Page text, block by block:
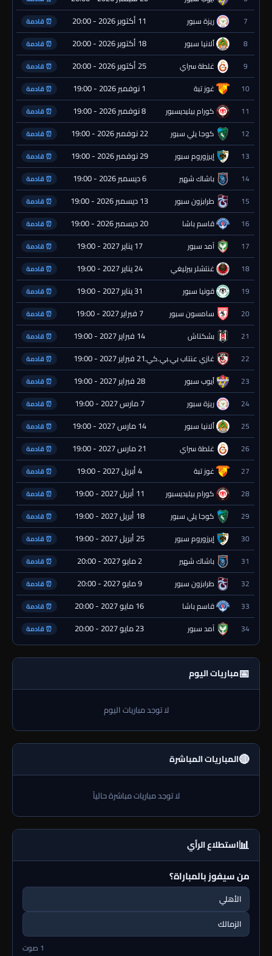
7 ريزة سبور 11 أكتوبر 2026 - 20:00 ⏰ قادمة
8 ألانيا سبور 18 أكتوبر 2026 - 20:00 ⏰ قادمة
9 غلطة سراي 25 أكتوبر 2026 - 20:00 ⏰ قادمة
10 غوز تبة 1 نوفمبر 2026 - 19:00 ⏰ قادمة
11 كورام بيليديسبور 8 نوفمبر 2026 - 19:00 ⏰ قادمة
12 كوجا يلي سبور 22 نوفمبر 2026 - 19:00 ⏰ قادمة
13 إيرزوروم سبور 29 نوفمبر 2026 - 19:00 ⏰ قادمة
14 باشاك شهير 6 ديسمبر 2026 - 19:00 ⏰ قادمة
15 طرابزون سبور 13 ديسمبر 2026 - 19:00 ⏰ قادمة
16 قاسم باشا 20 ديسمبر 2026 - 19:00 ⏰ قادمة
17 آمد سبور 17 يناير 2027 - 19:00 ⏰ قادمة
18 غنتشلر بيرليغي 24 يناير 2027 - 19:00 ⏰ قادمة
19 قونيا سبور 31 يناير 2027 - 19:00 ⏰ قادمة
20 سامسون سبور 7 فبراير 2027 - 19:00 ⏰ قادمة
21 بشكتاش 14 فبراير 2027 - 19:00 ⏰ قادمة
22 غازي عنتاب بي.بي.كي.21 فبراير 2027 - 19:00 ⏰ قادمة
23 أيوب سبور 28 فبراير 2027 - 19:00 ⏰ قادمة
24 ريزة سبور 7 مارس 2027 - 19:00 ⏰ قادمة
25 ألانيا سبور 14 مارس 2027 - 19:00 ⏰ قادمة
26 غلطة سراي 21 مارس 2027 - 19:00 ⏰ قادمة
27 غوز تبة 4 أبريل 2027 - 19:00 ⏰ قادمة
28 كورام بيليديسبور 11 أبريل 2027 - 19:00 ⏰ قادمة
29 كوجا يلي سبور 18 أبريل 2027 - 19:00 ⏰ قادمة
30 إيرزوروم سبور 25 أبريل 2027 - 19:00 ⏰ قادمة
31 باشاك شهير 2 مايو 2027 - 20:00 ⏰ قادمة
32 طرابزون سبور 9 مايو 2027 - 20:00 ⏰ قادمة
33 قاسم باشا 16 مايو 2027 - 20:00 ⏰ قادمة
34 آمد سبور 23 مايو 2027 - 20:00 ⏰ قادمة
📅مباريات اليوم
لا توجد مباريات اليوم
🔴المباريات المباشرة
لا توجد مباريات مباشرة حالياً
📊استطلاع الرأي
من سيفوز بالمباراة؟
الأهلي
الزمالك
1 صوت